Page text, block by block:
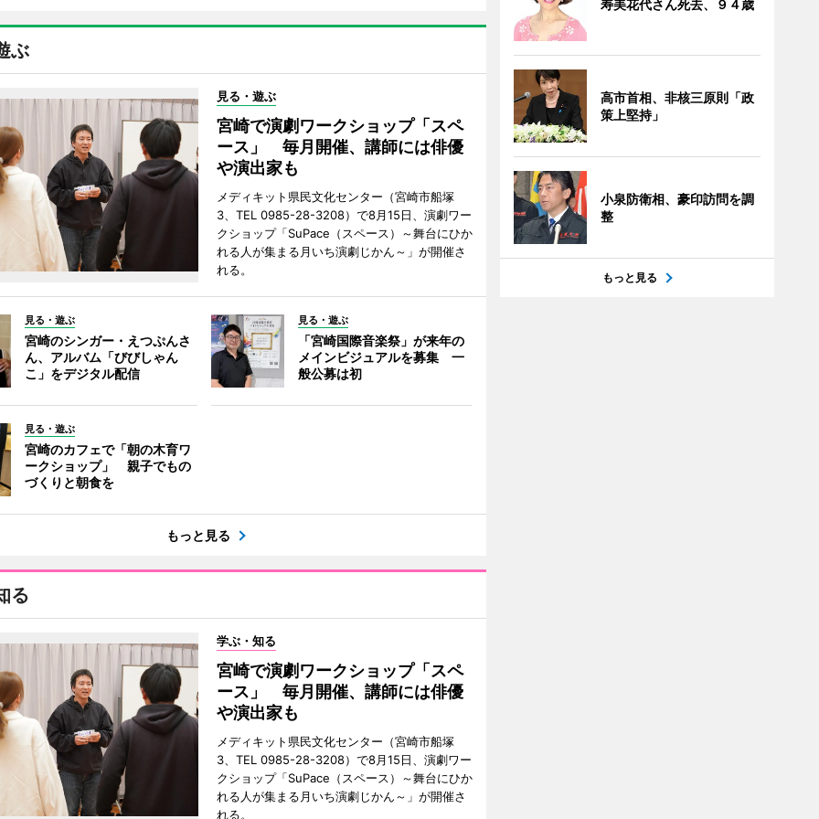
ぶ
見る・遊ぶ
宮崎で演劇ワークショップ「スペ
ース」 毎月開催、講師には俳優
や演出家も
メディキット県民文化センター（宮崎市船塚
3、TEL 0985-28-3208）で8月15日、演劇ワー
クショップ「SuPace（スペース）～舞台にひか
れる人が集まる月いち演劇じかん～」が開催さ
れる。
見る・遊ぶ
宮崎のシンガー・えつぷんさ
ん、アルバム「びびしゃん
こ」をデジタル配信
見る・遊ぶ
「宮崎国際音楽祭」が来年の
メインビジュアルを募集 一
般公募は初
見る・遊ぶ
宮崎のカフェで「朝の木育ワ
ークショップ」 親子でもの
づくりと朝食を
もっと見る
る
学ぶ・知る
宮崎で演劇ワークショップ「スペ
ース」 毎月開催、講師には俳優
や演出家も
メディキット県民文化センター（宮崎市船塚
3、TEL 0985-28-3208）で8月15日、演劇ワー
クショップ「SuPace（スペース）～舞台にひか
れる人が集まる月いち演劇じかん～」が開催さ
れる。
寿美花代さん死去、９４歳
高市首相、非核三原則「政
策上堅持」
小泉防衛相、豪印訪問を調
整
もっと見る